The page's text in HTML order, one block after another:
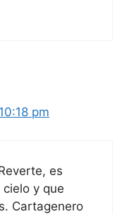
pm
es
y que
Cartagenero